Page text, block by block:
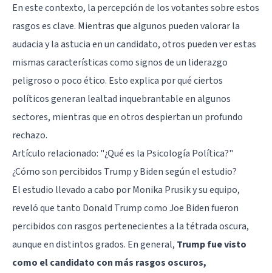
En este contexto, la percepción de los votantes sobre estos
rasgos es clave. Mientras que algunos pueden valorar la
audacia y la astucia en un candidato, otros pueden ver estas
mismas características como signos de un liderazgo
peligroso o poco ético. Esto explica por qué ciertos
políticos generan lealtad inquebrantable en algunos
sectores, mientras que en otros despiertan un profundo
rechazo.
Artículo relacionado: "¿Qué es la Psicología Política?"
¿Cómo son percibidos Trump y Biden según el estudio?
El estudio llevado a cabo por Monika Prusik y su equipo,
reveló que tanto Donald Trump como Joe Biden fueron
percibidos con rasgos pertenecientes a la tétrada oscura,
aunque en distintos grados. En general, Trump fue visto
como el candidato con más rasgos oscuros,